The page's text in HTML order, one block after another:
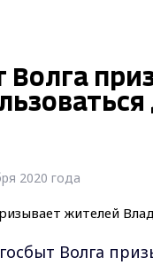
Волга
2020 года
Волга